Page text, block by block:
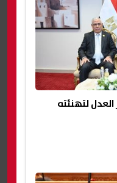
العدل لتهنئته